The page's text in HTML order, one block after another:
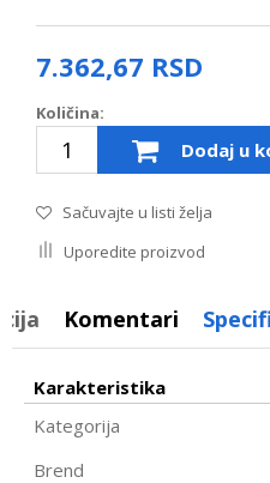
7.362,67 RSD
Količina:
Dodaj u
Sačuvajte u listi želja
Uporedite proizvod
Komentari
Karakteristika
Kategorija
Brend